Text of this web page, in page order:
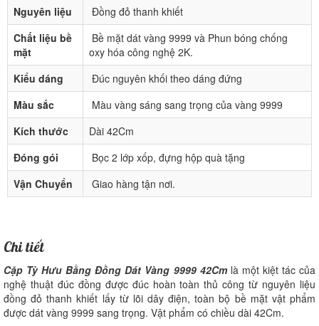
Nguyên liệu
Đồng đỏ thanh khiết
Chất liệu bề
mặt
Bề mặt dát vàng 9999 và Phun bóng chống
oxy hóa công nghệ 2K.
Kiểu dáng
Đúc nguyên khối theo dáng đứng
Màu sắc
Màu vàng sáng sang trọng của vàng 9999
Kích thước
Dài 42Cm
Đóng gói
Bọc 2 lớp xốp, đựng hộp quà tặng
Vận Chuyển
Giao hàng tận nơi.
Chi tiết
Cặp Tỳ Hưu Bằng Đồng Dát Vàng 9999 42Cmlà một kiệt tác của
nghệ thuật đúc đồng được đúc hoàn toàn thủ công từ nguyên liệu
đồng đỏ thanh khiết lấy từ lõi dây điện, toàn bộ bề mặt vật phẩm
được dát vàng 9999 sang trọng. Vật phẩm có chiều dài 42Cm.